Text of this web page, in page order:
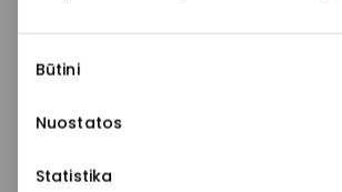
pasirinkimas
Būtini
Nuostatos
Statistika